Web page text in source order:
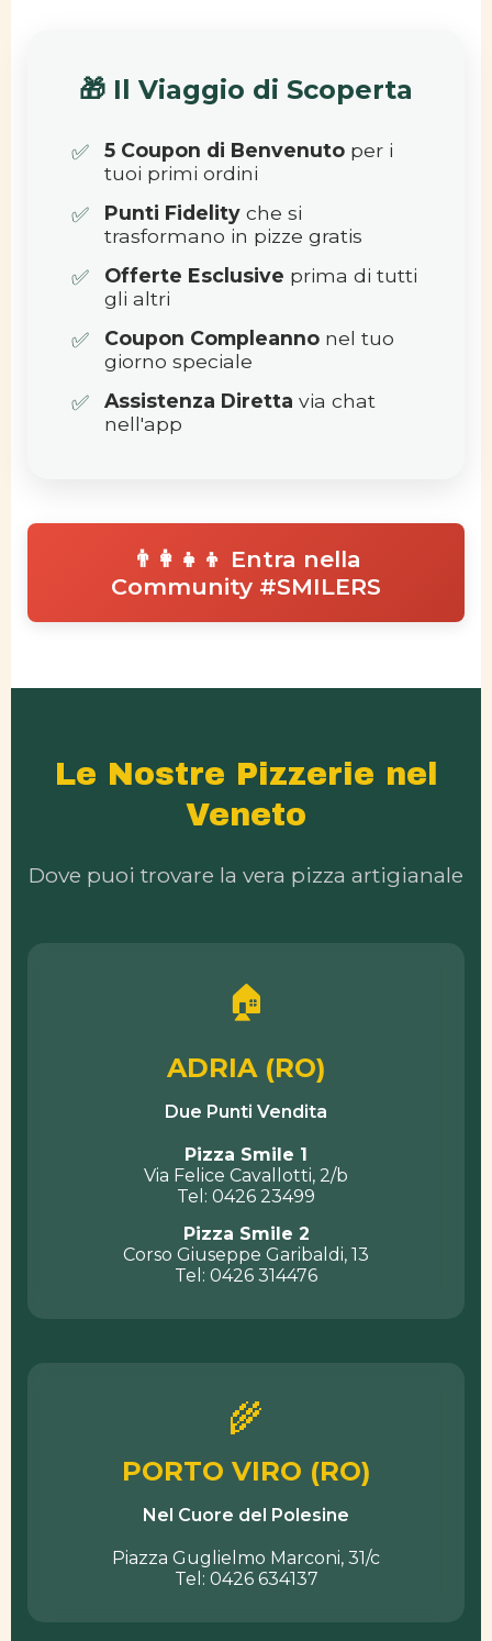
🎁 Il Viaggio di Scoperta
✅ 5 Coupon di Benvenuto per i
tuoi primi ordini
✅ Punti Fidelity che si
trasformano in pizze gratis
✅ Offerte Esclusive prima di tutti
gli altri
✅ Coupon Compleanno nel tuo
giorno speciale
✅ Assistenza Diretta via chat
nell'app
👨‍👩‍👧‍👦 Entra nella
Community #SMILERS
Le Nostre Pizzerie nel
Veneto
Dove puoi trovare la vera pizza artigianale
🏠
ADRIA (RO)
Due Punti Vendita
Pizza Smile 1
Via Felice Cavallotti, 2/b
Tel: 0426 23499
Pizza Smile 2
Corso Giuseppe Garibaldi, 13
Tel: 0426 314476
🌾
PORTO VIRO (RO)
Nel Cuore del Polesine
Piazza Guglielmo Marconi, 31/c
Tel: 0426 634137